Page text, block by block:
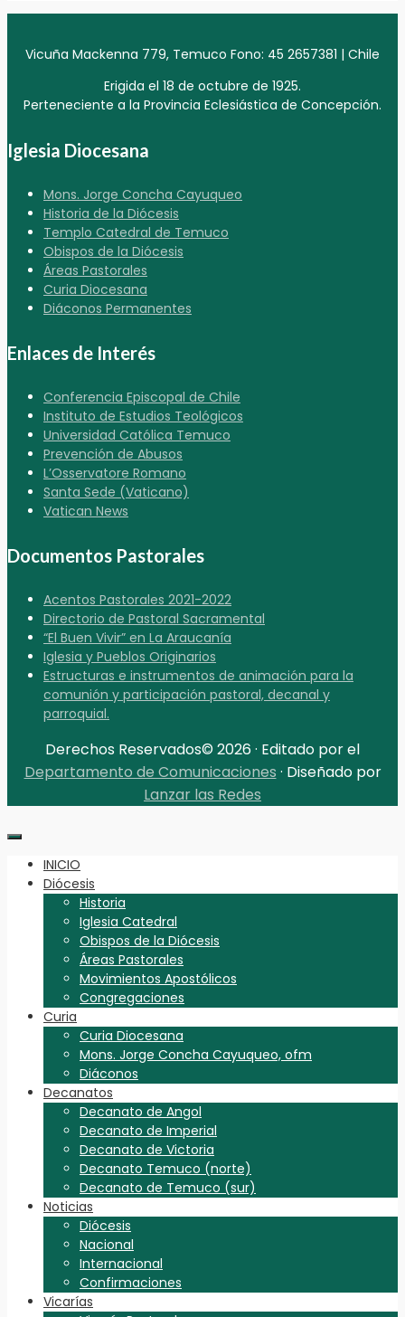
Vicuña Mackenna 779, Temuco Fono: 45 2657381 | Chile
Erigida el 18 de octubre de 1925.
Perteneciente a la Provincia Eclesiástica de Concepción.
Iglesia Diocesana
Mons. Jorge Concha Cayuqueo
Historia de la Diócesis
Templo Catedral de Temuco
Obispos de la Diócesis
Áreas Pastorales
Curia Diocesana
Diáconos Permanentes
Enlaces de Interés
Conferencia Episcopal de Chile
Instituto de Estudios Teológicos
Universidad Católica Temuco
Prevención de Abusos
L’Osservatore Romano
Santa Sede (Vaticano)
Vatican News
Documentos Pastorales
Acentos Pastorales 2021-2022
Directorio de Pastoral Sacramental
“El Buen Vivir” en La Araucanía
Iglesia y Pueblos Originarios
Estructuras e instrumentos de animación para la
comunión y participación pastoral, decanal y
parroquial.
Derechos Reservados© 2026 · Editado por el
Departamento de Comunicaciones · Diseñado por
Lanzar las Redes
INICIO
Diócesis
Historia
Iglesia Catedral
Obispos de la Diócesis
Áreas Pastorales
Movimientos Apostólicos
Congregaciones
Curia
Curia Diocesana
Mons. Jorge Concha Cayuqueo, ofm
Diáconos
Decanatos
Decanato de Angol
Decanato de Imperial
Decanato de Victoria
Decanato Temuco (norte)
Decanato de Temuco (sur)
Noticias
Diócesis
Nacional
Internacional
Confirmaciones
Vicarías